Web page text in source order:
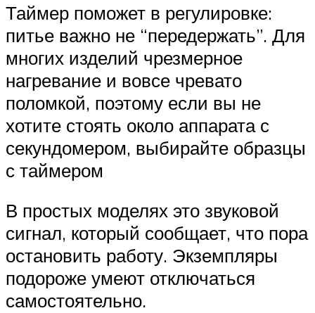
Таймер поможет в регулировке:
питье важно не “передержать”. Для
многих изделий чрезмерное
нагревание и вовсе чревато
поломкой, поэтому если вы не
хотите стоять около аппарата с
секундомером, выбирайте образцы
с таймером
В простых моделях это звуковой
сигнал, который сообщает, что пора
остановить работу. Экземпляры
подороже умеют отключаться
самостоятельно.